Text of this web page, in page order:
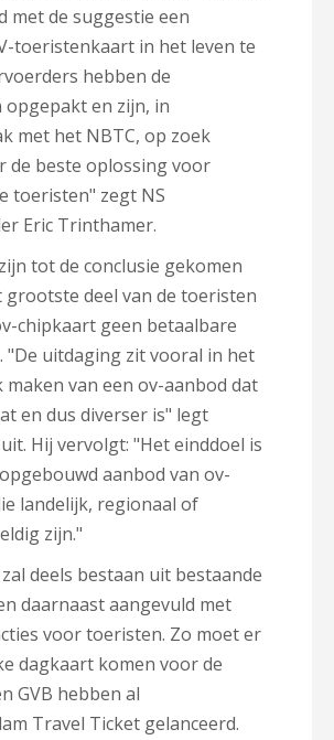
met de suggestie een
toeristenkaart in het leven te
hebben de
opgepakt en zijn, in
met het NBTC, op zoek
de beste oplossing voor
toeristen" zegt NS
Eric Trinthamer.
tot de conclusie gekomen
deel van de toeristen
chipkaart geen betaalbare
"De uitdaging zit vooral in het
van een ov-aanbod dat
en dus diverser is" legt
Hij vervolgt: "Het einddoel is
aanbod van ov-
landelijk, regionaal of
zijn."
deels bestaan uit bestaande
daarnaast aangevuld met
voor toeristen. Zo moet er
dagkaart komen voor de
GVB hebben al
Travel Ticket gelanceerd.